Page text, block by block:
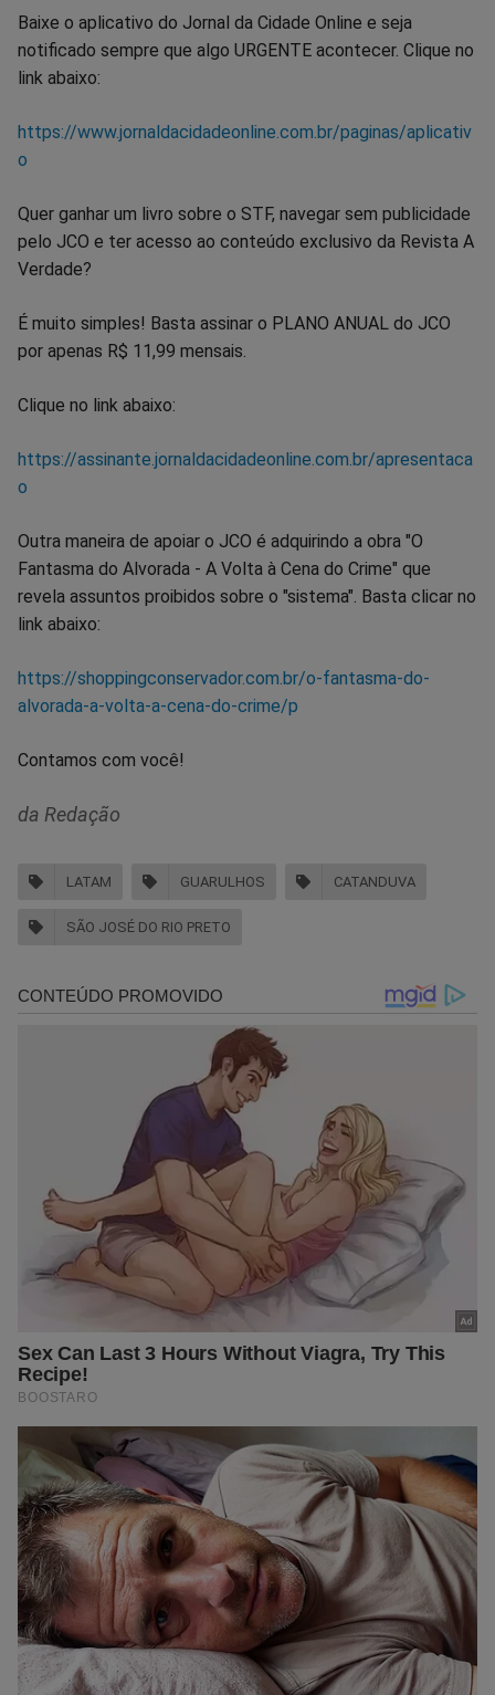
Baixe o aplicativo do Jornal da Cidade Online e seja
notificado sempre que algo URGENTE acontecer. Clique no
link abaixo:
https://www.jornaldacidadeonline.com.br/paginas/aplicativ
o
Quer ganhar um livro sobre o STF, navegar sem publicidade
pelo JCO e ter acesso ao conteúdo exclusivo da Revista A
Verdade?
É muito simples! Basta assinar o PLANO ANUAL do JCO
por apenas R$ 11,99 mensais.
Clique no link abaixo:
https://assinante.jornaldacidadeonline.com.br/apresentaca
o
Outra maneira de apoiar o JCO é adquirindo a obra "O
Fantasma do Alvorada - A Volta à Cena do Crime" que
revela assuntos proibidos sobre o "sistema". Basta clicar no
link abaixo:
https://shoppingconservador.com.br/o-fantasma-do-
alvorada-a-volta-a-cena-do-crime/p
Contamos com você!
da Redação
LATAM GUARULHOS CATANDUVA
SÃO JOSÉ DO RIO PRETO